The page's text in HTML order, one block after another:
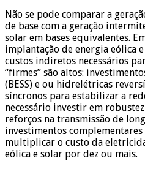
Não se pode comparar a
de base com a geração
solar em bases equivalentes.
implantação de energia eólica
custos indiretos necessários
“firmes” são altos:
(BESS) e ou hidrelétricas
síncronos para estabilizar a
necessário investir em
reforços na transmissão de
investimentos
multiplicar o custo da
eólica e solar por dez ou mais.